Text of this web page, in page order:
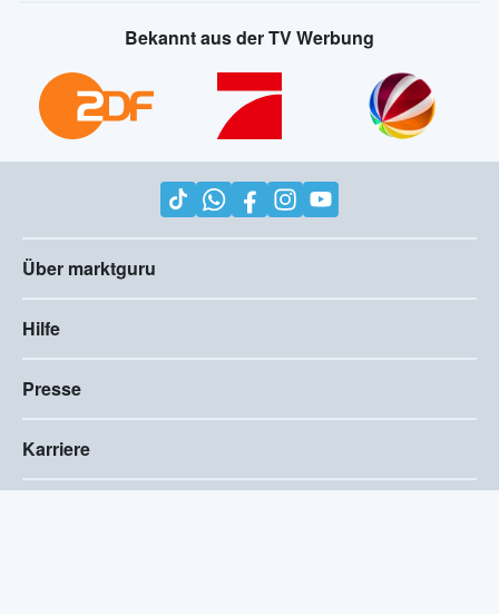
Bekannt aus der TV Werbung
Über marktguru
Hilfe
Presse
Karriere